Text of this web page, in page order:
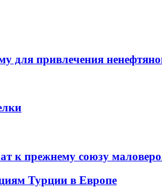
для привлечения
к прежнему союзу
Турции в Европе